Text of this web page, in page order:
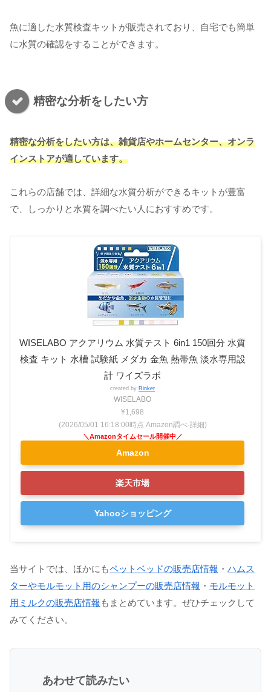
魚に適した水質検査キットが販売されており、自宅でも簡単
に水質の確認をすることができます。
精密な分析をしたい方
精密な分析をしたい方は、雑貨店やホームセンター、オンラ
インストアが適しています。
これらの店舗では、詳細な水質分析ができるキットが豊富
で、しっかりと水質を調べたい人におすすめです。
WISELABO アクアリウム 水質テスト 6in1 150回分 水質
検査 キット 水槽 試験紙 メダカ 金魚 熱帯魚 淡水専用設
計 ワイズラボ
created by Rinker
WISELABO
¥1,698
(2026/05/01 16:18:00時点 Amazon調べ-詳細)
Amazon
楽天市場
Yahooショッピング
当サイトでは、ほかにもペットベッドの販売店情報 ・ ハムス
ターやモルモット用のシャンプーの販売店情報 ・ モルモット
用ミルクの販売店情報 もまとめています。ぜひチェックして
みてください。
あわせて読みたい